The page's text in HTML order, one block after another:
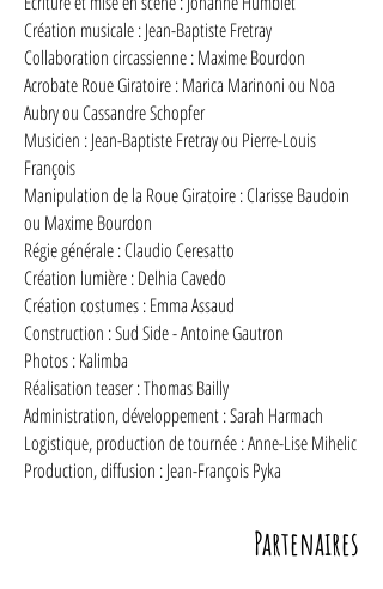
Création musicale : Jean-Baptiste Fretray
Collaboration circassienne : Maxime Bourdon
Acrobate Roue Giratoire : Marica Marinoni ou Noa
Aubry ou Cassandre Schopfer
Musicien : Jean-Baptiste Fretray ou Pierre-Louis
François
Manipulation de la Roue Giratoire : Clarisse Baudoin
ou Maxime Bourdon
Régie générale : Claudio Ceresatto
Création lumière : Delhia Cavedo
Création costumes : Emma Assaud
Construction : Sud Side - Antoine Gautron
Photos : Kalimba
Réalisation teaser : Thomas Bailly
Administration, développement : Sarah Harmach
Logistique, production de tournée :Anne-Lise Mihelic
Production, diffusion : Jean-François Pyka
Partenaires